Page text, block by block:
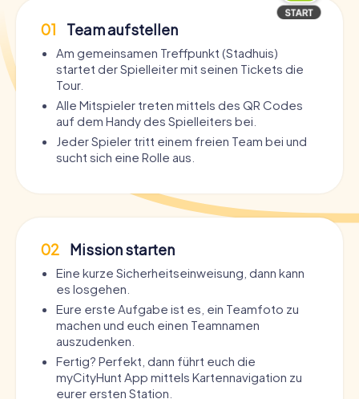
01 Team aufstellen
Am gemeinsamen Treffpunkt (Stadhuis)
startet der Spielleiter mit seinen Tickets die
Tour.
Alle Mitspieler treten mittels des QR Codes
auf dem Handy des Spielleiters bei.
Jeder Spieler tritt einem freien Team bei und
sucht sich eine Rolle aus.
02 Mission starten
Eine kurze Sicherheitseinweisung, dann kann
es losgehen.
Eure erste Aufgabe ist es, ein Teamfoto zu
machen und euch einen Teamnamen
auszudenken.
Fertig? Perfekt, dann führt euch die
myCityHunt App mittels Kartennavigation zu
eurer ersten Station.